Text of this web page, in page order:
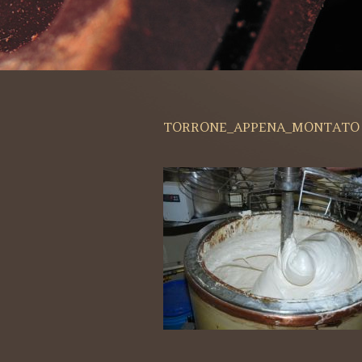
TORRONE_APPENA_MONTATO